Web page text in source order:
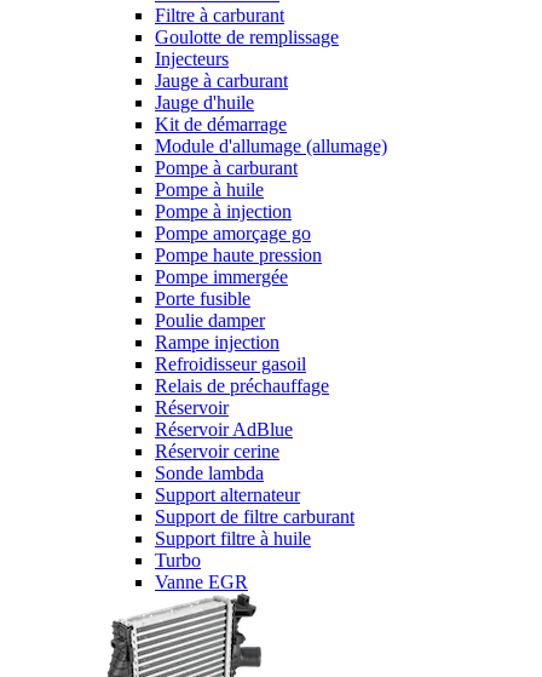
Filtre à carburant
Goulotte de remplissage
Injecteurs
Jauge à carburant
Jauge d'huile
Kit de démarrage
Module d'allumage (allumage)
Pompe à carburant
Pompe à huile
Pompe à injection
Pompe amorçage go
Pompe haute pression
Pompe immergée
Porte fusible
Poulie damper
Rampe injection
Refroidisseur gasoil
Relais de préchauffage
Réservoir
Réservoir AdBlue
Réservoir cerine
Sonde lambda
Support alternateur
Support de filtre carburant
Support filtre à huile
Turbo
Vanne EGR